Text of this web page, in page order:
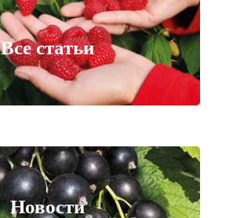
Все статьи
Новости